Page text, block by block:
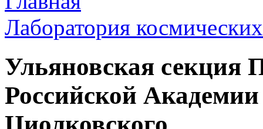
Лаборатория
Ульяновская секция
Российской